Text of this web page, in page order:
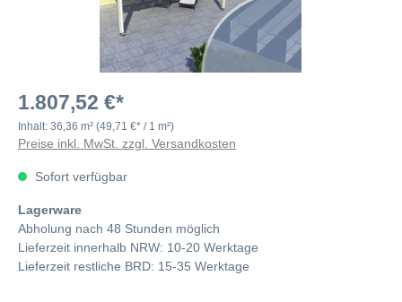
1.807,52 €*
Inhalt: 36,36 m² (49,71 €* / 1 m²)
Preise inkl. MwSt. zzgl. Versandkosten
Sofort verfügbar
Lagerware
Abholung nach 48 Stunden möglich
Lieferzeit innerhalb NRW: 10-20 Werktage
Lieferzeit restliche BRD: 15-35 Werktage